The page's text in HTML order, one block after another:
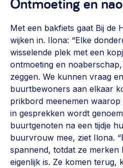
Met een bakfiets gaat Bij de
wijken in. Ilona: “Elke
wisselende plek met een
ontmoeting en
zeggen. We kunnen vraag
buurtbewoners aan elkaar
prikbord meenemen
in gesprekken wordt
buurtgenoten na een tijdje
buurvrouw mee, ziet Ilona.
spannend, totdat ze merken
eigenlijk is. Ze komen terug,